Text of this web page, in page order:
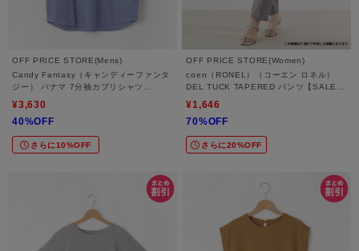
OFF PRICE STORE(Mens)
Candy Fantasy（キャンディーファンタ
ジー） パナマ 7分袖カプリシャツ
ル/デイリー/トレンド】
¥3,630
40%OFF
さらに10%OFF
OFF PRICE STORE(Women)
coen（RONEL）（コーエン ロネル）
DEL TUCK TAPERED パンツ【SALE/
ー/トレンド/通勤】
¥1,646
70%OFF
さらに20%OFF